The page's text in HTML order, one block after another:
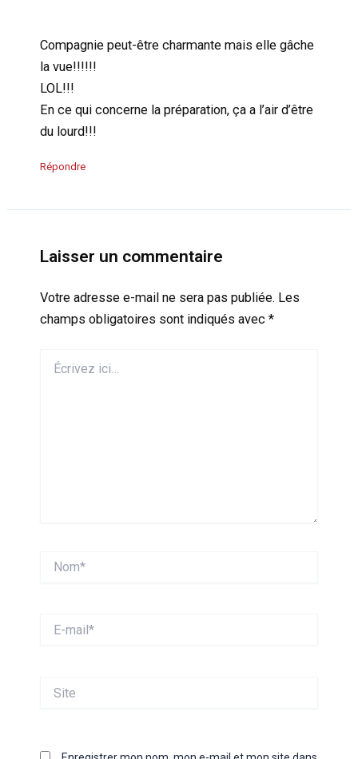
Compagnie peut-être charmante mais elle gâche
la vue!!!!!!
LOL!!!
En ce qui concerne la préparation, ça a l’air d’être
du lourd!!!
Répondre
Laisser un commentaire
Votre adresse e-mail ne sera pas publiée. Les
champs obligatoires sont indiqués avec *
ici…
mail*